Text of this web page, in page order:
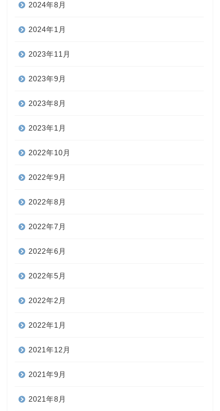
2024年8月
2024年1月
2023年11月
2023年9月
2023年8月
2023年1月
2022年10月
2022年9月
2022年8月
2022年7月
2022年6月
2022年5月
2022年2月
2022年1月
2021年12月
2021年9月
2021年8月